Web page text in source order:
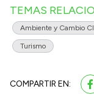
TEMAS
Ambiente y Cambio
Turismo
COMPARTIR EN: